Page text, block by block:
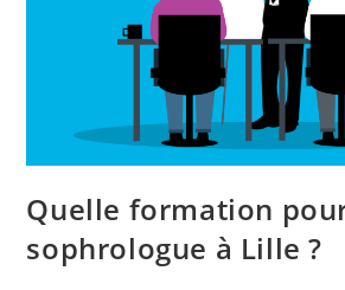
Quelle formation
sophrologue à Lille ?